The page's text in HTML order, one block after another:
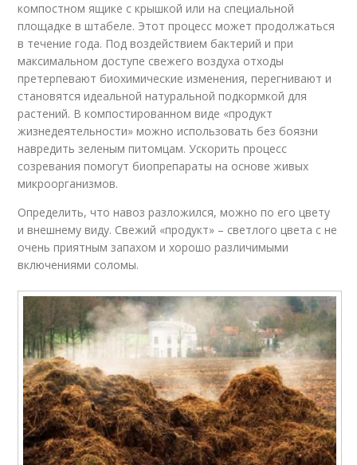
компостном ящике с крышкой или на специальной
площадке в штабеле. Этот процесс может продолжаться
в течение года. Под воздействием бактерий и при
максимальном доступе свежего воздуха отходы
претерпевают биохимические изменения, перегнивают и
становятся идеальной натуральной подкормкой для
растений. В компостированном виде «продукт
жизнедеятельности» можно использовать без боязни
навредить зеленым питомцам. Ускорить процесс
созревания помогут биопрепараты на основе живых
микроорганизмов.
Определить, что навоз разложился, можно по его цвету
и внешнему виду. Свежий «продукт» – светлого цвета с не
очень приятным запахом и хорошо различимыми
включениями соломы.